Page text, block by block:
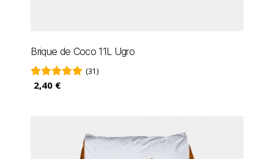
Brique de Coco 11L Ugro
(31)
2,40 €